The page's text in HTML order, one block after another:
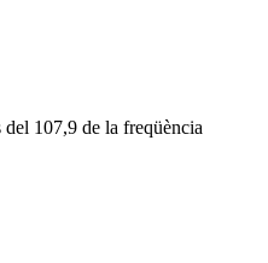
107,9 de la freqüència